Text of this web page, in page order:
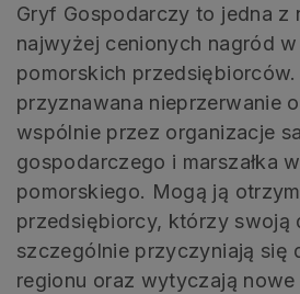
Gryf Gospodarczy to jedna z
najwyżej cenionych nagród
pomorskich
przyznawana nieprzerwanie
wspólnie przez organizacje
gospodarczego i marszałka
pomorskiego. Mogą ją
przedsiębiorcy, którzy swoją
szczególnie przyczyniają się
regionu oraz wytyczają